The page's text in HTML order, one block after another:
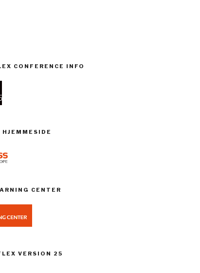
CONFERENCE INFO
CENTER
VERSION 25